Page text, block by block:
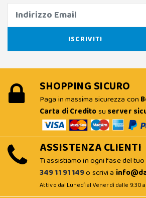
SHOPPING SICURO
Paga in massima sicurezza con
Carta di Creditosu server
ASSISTENZA CLIENTI
Ti assistiamo in ogni fase del
349 11 91 149o scrivi a
Attivo dal Lunedì al Venerdì dalle 9:30